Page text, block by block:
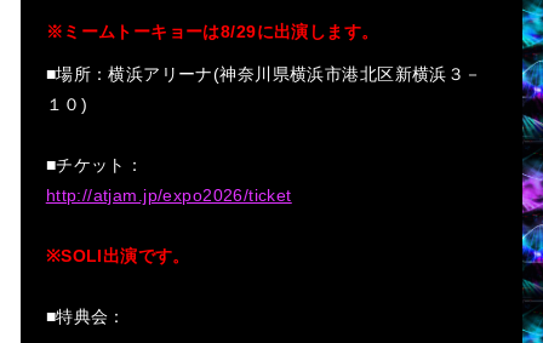
※ミームトーキョーは8/29に出演します。
■場所：横浜アリーナ(神奈川県横浜市港北区新横浜３－
１０)
■チケット：
http://atjam.jp/expo2026/ticket
※SOLI出演です。
■特典会：